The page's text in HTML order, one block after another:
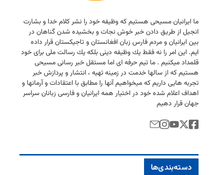
ما ایرانیان مسیحی هستیم كه وظیفه خود را نشر كلام خدا و بشارت
انجیل از طریق دادن خبر خوش نجات و بخشیده شدن گناهان در
بین ایرانیان و مردم فارس زبان افغانستان و تاجیكستان قرار داده
ایم. این امر را نه فقط یك وظیفه دینی بلكه یك رسالت ملی برای خود
قلمداد میكنیم . ما تیم حرفه ای اما مستقل خبر رسانی مسیحی
هستیم كه از سالها خدمت در زمینه تهیه ، انتشار و پردازش خبر
تجربه هایی داریم كه میخواهیم آنها را مطابق با اعتقادات و آرمانها و
اهداف اعلام شده خود در اختیار همه ایرانیان و فارسی زبانان سراسر
جهان قرار دهیم
دسته‌بندی‌ها